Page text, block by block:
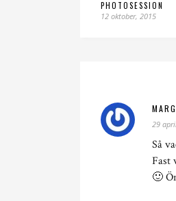
PHOTOSESSION
12 oktober, 2015
29
Så
Fast
🙂